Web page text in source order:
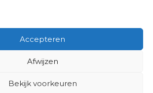
Accepteren
Afwijzen
Bekijk voorkeuren
VOLG ONS OP: